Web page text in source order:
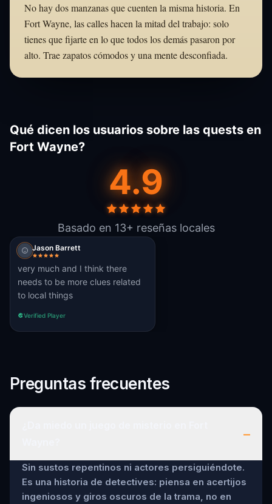
No hay dos manzanas que cuenten la misma historia. En
Fort Wayne, las calles hacen la mitad del trabajo: solo
tienes que fijarte en lo que todos los demás pasaron por
alto. Trae zapatos cómodos y una mente desconfiada.
Qué dicen los usuarios sobre las quests en
Fort Wayne?
4.9
Basado en 13+ reseñas locales
Jason Barrett
very much and I think there
needs to be more clues related
to local things
Verified Player
Preguntas frecuentes
–
Sin sustos repentinos ni actores persiguiéndote.
Es una historia de detectives: piensa en acertijos
ingeniosos y giros oscuros de la trama, no en